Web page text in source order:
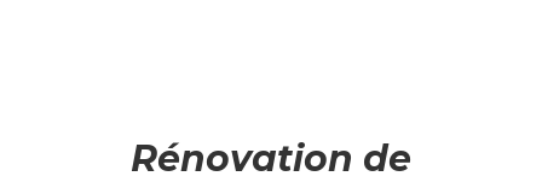
Rénovation de